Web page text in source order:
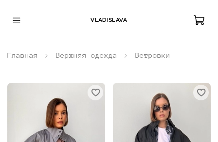
VLADISLAVA
Главная Верхняя одежда Ветровки